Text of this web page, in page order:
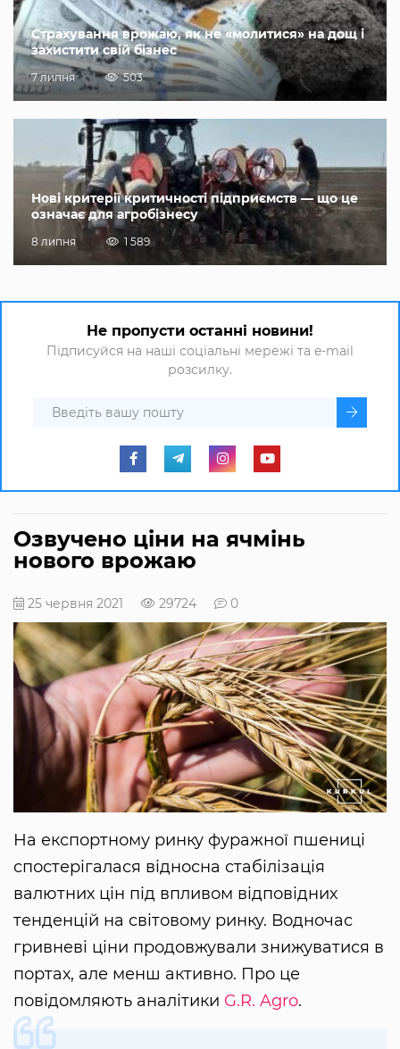
Страхування врожаю, як не «молитися» на дощ і
захистити свій бізнес
7 липня 503
Нові критерії критичності підприємств — що це
означає для агробізнесу
8 липня 1 589
Не пропусти останні новини!
Підписуйся на наші соціальні мережі та e-mail
розсилку.
Озвучено ціни на ячмінь
нового врожаю
25 червня 2021 29724 0
На експортному ринку фуражної пшениці
спостерігалася відносна стабілізація
валютних цін під впливом відповідних
тенденцій на світовому ринку. Водночас
гривневі ціни продовжували знижуватися в
портах, але менш активно. Про це
повідомляють аналітики G.R. Agro.